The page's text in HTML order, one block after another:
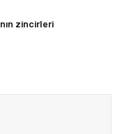
zincirleri